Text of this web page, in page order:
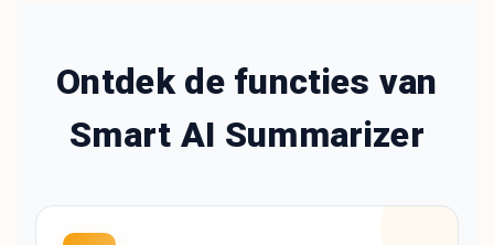
Ontdek de functies van
Smart AI Summarizer